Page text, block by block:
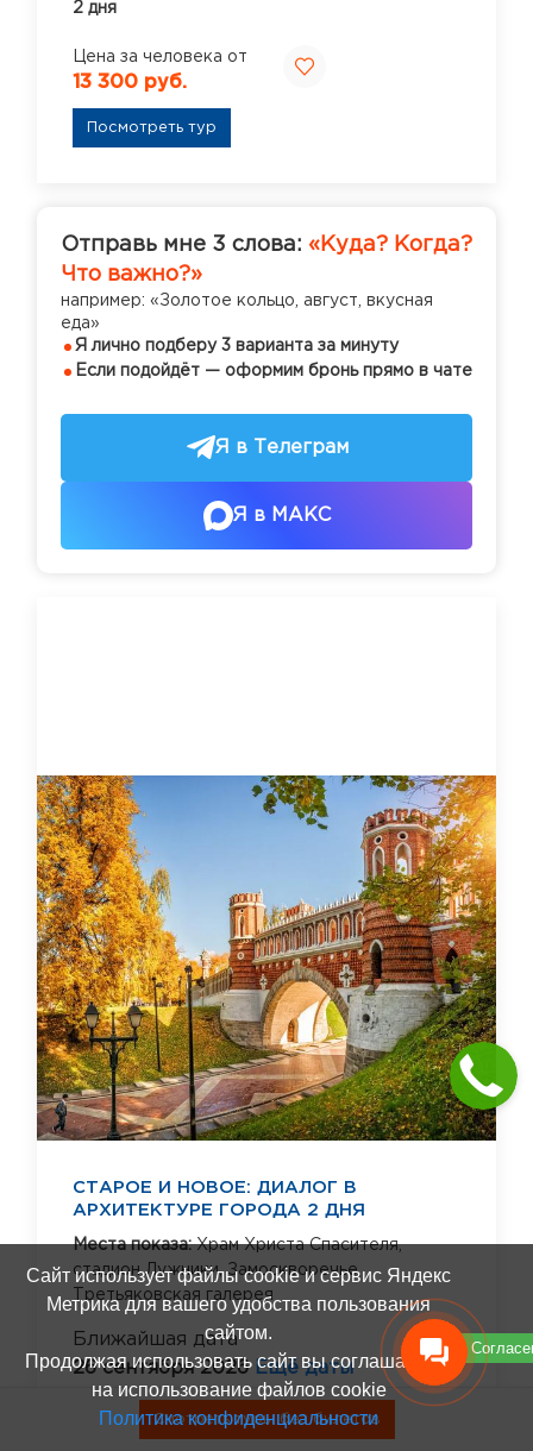
2 дня
Цена за человека от
13 300 руб.
Посмотреть тур
Отправь мне 3 слова: «Куда? Когда?
Что важно?»
например: «Золотое кольцо, август, вкусная
еда»
Я лично подберу 3 варианта за минуту
Если подойдёт — оформим бронь прямо в чате
Я в Телеграм
Я в МАКС
СТАРОЕ И НОВОЕ: ДИАЛОГ В
АРХИТЕКТУРЕ ГОРОДА 2 ДНЯ
Места показа:Храм Христа Спасителя,
стадион Лужники,Замоскворечье,
Третьяковская галерея
Ближайшая дата
26 сентября 2026 Ещё даты
Смотреть туры без билетов
Сайт использует файлы cookie и сервис Яндекс
Метрика для вашего удобства пользования
сайтом.
Продолжая использовать сайт вы соглашаетесь
на использование файлов cookie
Политика конфиденциальности